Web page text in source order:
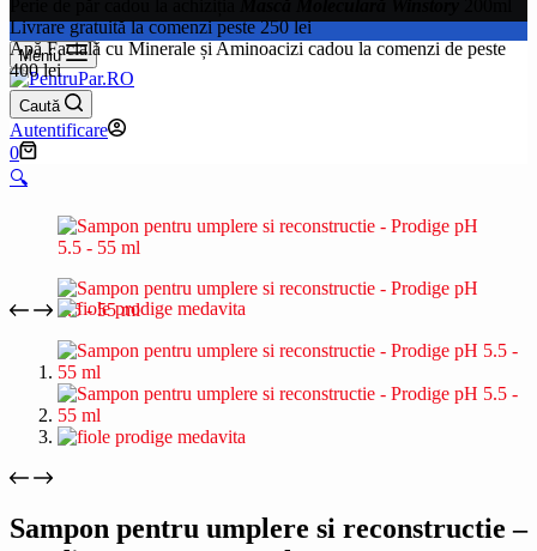
Livrare gratuită la comenzi peste 250 lei
Apă Facială cu Minerale și Aminoacizi cadou la comenzi de peste
400 lei
Meniu
Caută
Autentificare
Coș
de
cumpărături
0
🔍
Sampon pentru umplere si reconstructie –